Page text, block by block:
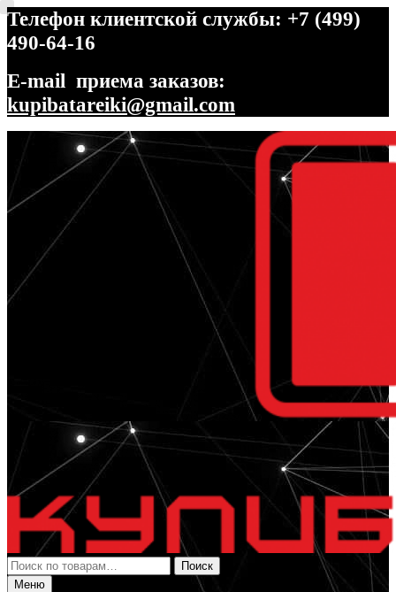
Телефон клиентской службы: +7 (499)
490-64-16
E-mail приема заказов:
kupibatareiki@gmail.com
Перейти
навигации
Перейти
содержимому
Искать:
Поиск
Меню